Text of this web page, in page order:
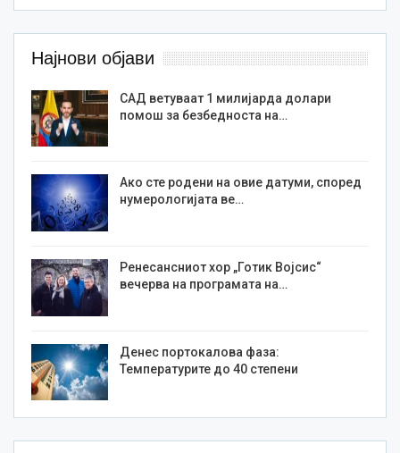
Најнови објави
САД ветуваат 1 милијарда долари
помош за безбедноста на…
Ако сте родени на овие датуми, според
нумерологијата ве…
Ренесансниот хор „Готик Војсис“
вечерва на програмата на…
Денес портокалова фаза:
Температурите до 40 степени